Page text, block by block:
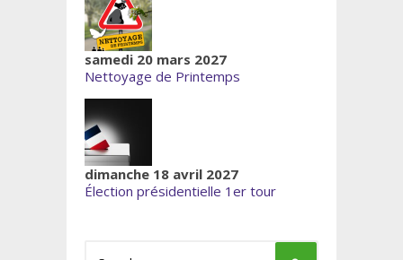
samedi 20 mars 2027
Nettoyage de Printemps
dimanche 18 avril 2027
Élection présidentielle 1er tour